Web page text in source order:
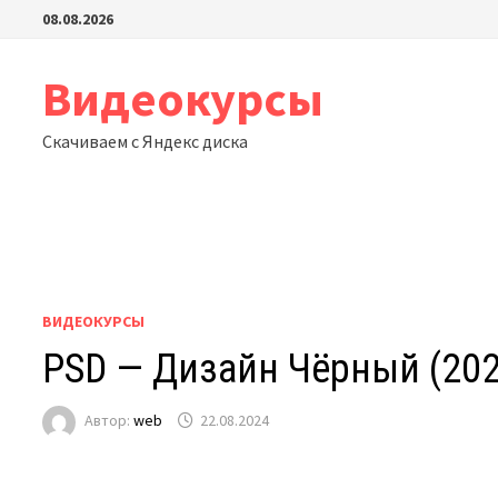
Перейти08.08.2026
Видеокурсы
Скачиваем с Яндекс диска
ВИДЕОКУРСЫ
PSD — Дизайн Чёрный
Автор:web 22.08.2024